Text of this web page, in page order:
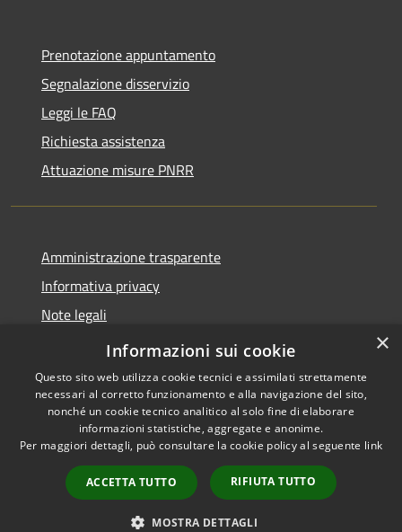
Prenotazione appuntamento
Segnalazione disservizio
Leggi le FAQ
Richiesta assistenza
Attuazione misure PNRR
Amministrazione trasparente
Informativa privacy
Note legali
Dichiarazione di accessibilità
Accessibilità
Copyright © 2026 • Comune di
Casciana Terme Lari • Powered
byMunicipium
Accesso
redazione
×
Informazioni sui cookie
Questo sito web utilizza cookie tecnici e assimilati strettamente
necessari al corretto funzionamento e alla navigazione del sito,
nonché un cookie tecnico analitico al solo fine di elaborare
informazioni statistiche, aggregate e anonime.
Per maggiori dettagli, può consultare la cookie policy al seguente link
ACCETTA TUTTO RIFIUTA TUTTO
MOSTRA DETTAGLI